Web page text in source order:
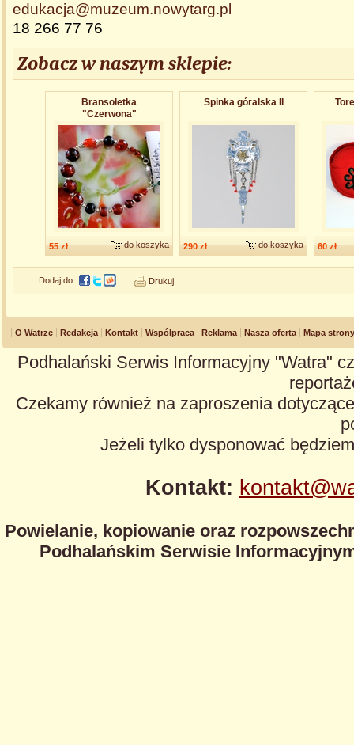
edukacja@muzeum.nowytarg.pl
18 266 77 76
Zobacz w naszym sklepie:
Bransoletka
"Czerwona"
55 zł do koszyka
Spinka góralska II
290 zł do koszyka 60 zł
Dodaj do: Drukuj
O Watrze Redakcja Kontakt Współpraca Reklama Nasza oferta Mapa strony
Podhalański Serwis Informacyjny "Watra"
Czekamy również na zaproszenia
Jeżeli tylko dysponować
Kontakt:
Powielanie, kopiowanie oraz
Podhalańskim Serwisie